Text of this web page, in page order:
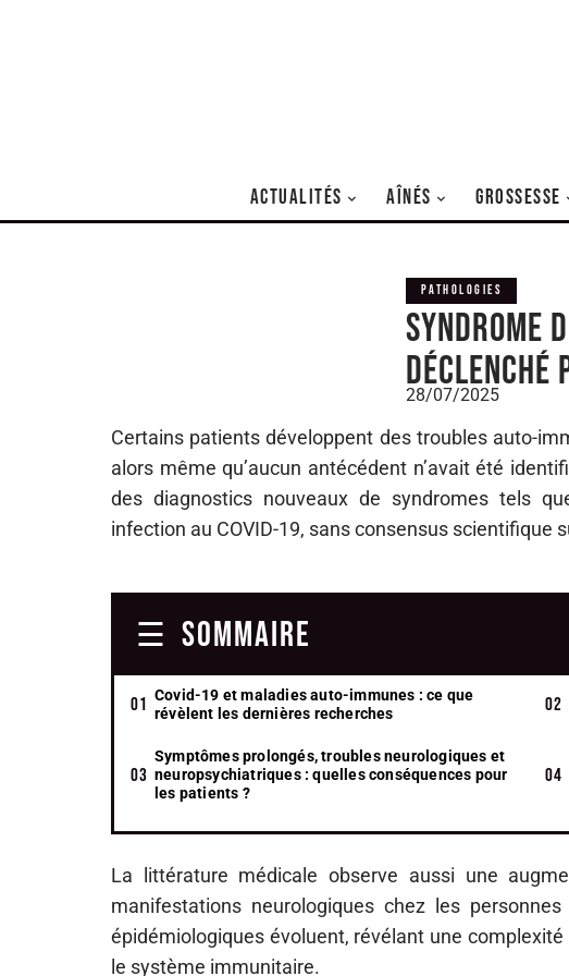
ACTUALITÉS AÎNÉS GROSSESSE
PATHOLOGIES
Syndrome
déclenché
28/07/2025
Certains patients développent des troubles auto-
alors même qu’aucun antécédent n’avait été
des diagnostics nouveaux de syndromes tels
infection au COVID-19, sans consensus scientifique
SOMMAIRE
Covid-19 et maladies auto-immunes : ce que
révèlent les dernières recherches
Symptômes prolongés, troubles neurologiques et
neuropsychiatriques : quelles conséquences pour
les patients ?
La littérature médicale observe aussi une
manifestations neurologiques chez les
épidémiologiques évoluent, révélant une
le système immunitaire.